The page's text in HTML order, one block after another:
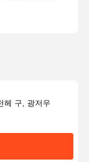
헤 구, 광저우